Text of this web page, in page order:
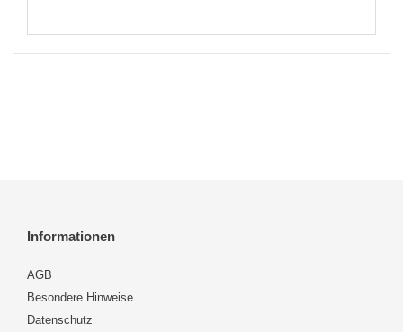
Informationen
AGB
Besondere Hinweise
Datenschutz